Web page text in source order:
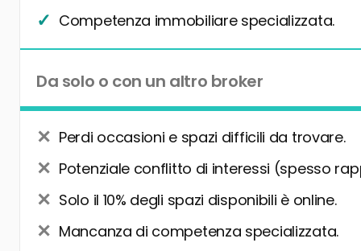
Competenza immobiliare specializzata.
Da solo o con un altro broker
Perdi occasioni e spazi difficili da trovare.
Potenziale conflitto di interessi (spesso
Solo il 10% degli spazi disponibili è online.
Mancanza di competenza specializzata.